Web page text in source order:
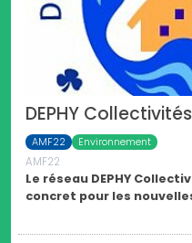
DEPHY
AMF22 Environnement
AMF22
Le réseau DEPHY
concret pour les